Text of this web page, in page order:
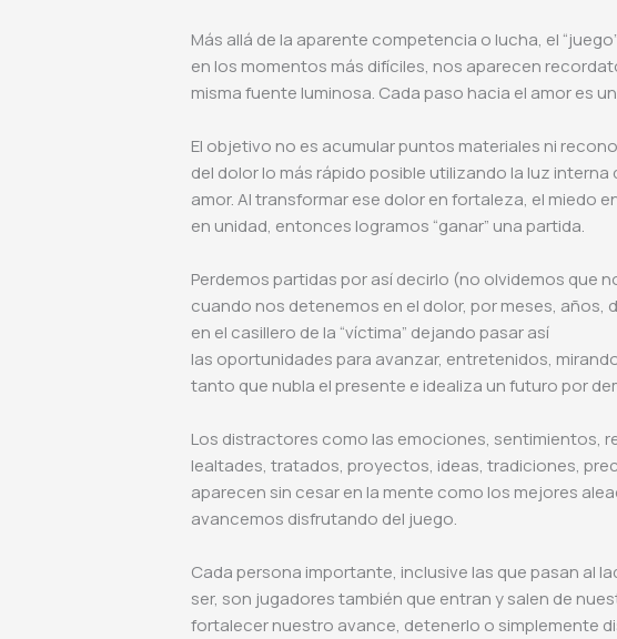
Más allá de la aparente competencia o lucha, el
en los momentos más difíciles, nos aparecen
misma fuente luminosa. Cada paso hacia el amor es
El objetivo no es acumular puntos materiales ni
del dolor lo más rápido posible utilizando la luz
amor. Al transformar ese dolor en fortaleza, el miedo
en unidad, entonces logramos “ganar” una partida.
Perdemos partidas por así decirlo (no olvidemos que
cuando nos detenemos en el dolor, por meses, años,
en el casillero de la “víctima” dejando pasar así
las oportunidades para avanzar, entretenidos,
tanto que nubla el presente e idealiza un futuro por
Los distractores como las emociones, sentimientos,
lealtades, tratados, proyectos, ideas, tradiciones,
aparecen sin cesar en la mente como los mejores
avancemos disfrutando del juego.
Cada persona importante, inclusive las que pasan al
ser, son jugadores también que entran y salen de
fortalecer nuestro avance, detenerlo o simplemente